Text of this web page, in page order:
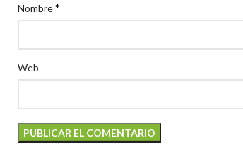
Nombre*
Web